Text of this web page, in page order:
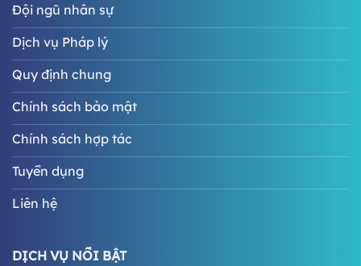
Đội ngũ nhân sự
Dịch vụ Pháp lý
Quy định chung
Chính sách bảo mật
Chính sách hợp tác
Tuyển dụng
Liên hệ
DỊCH VỤ NỔI BẬT